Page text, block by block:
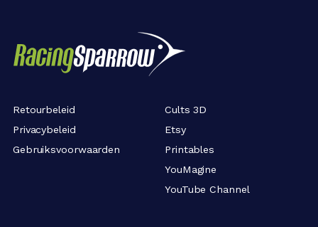
Retourbeleid
Privacybeleid
Gebruiksvoorwaarden
Cults 3D
Etsy
Printables
YouMagine
YouTube Channel